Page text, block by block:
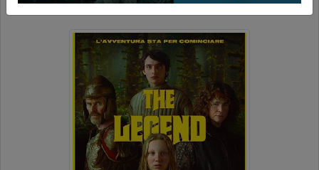
THE LEGEND OF OCHI